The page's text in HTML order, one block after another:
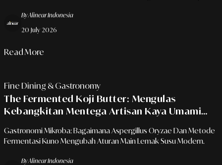
By Alinear Indonesia
20 July 2026
Read More
Fine Dining & Gastronomy
The Fermented Koji Butter: Mengulas
Kebangkitan Mentega Artisan Kaya Umami
Premium
Gastronomi Mikroba: Bagaimana Aspergillus Oryzae Dan Metode
Fermentasi Kuno Mengubah Aturan Main Lemak Susu Modern.
By Alinear Indonesia